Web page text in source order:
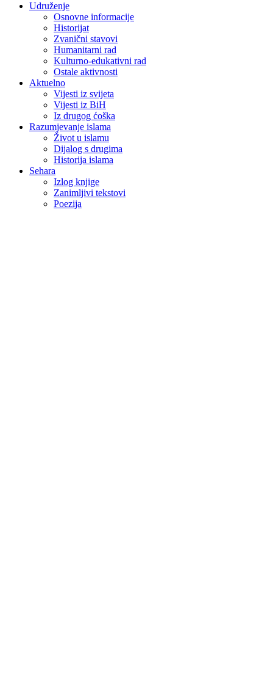
Udruženje
Osnovne informacije
Historijat
Zvanični stavovi
Humanitarni rad
Kulturno-edukativni rad
Ostale aktivnosti
Aktuelno
Vijesti iz svijeta
Vijesti iz BiH
Iz drugog ćoška
Razumjevanje islama
Život u islamu
Dijalog s drugima
Historija islama
Sehara
Izlog knjige
Zanimljivi tekstovi
Poezija